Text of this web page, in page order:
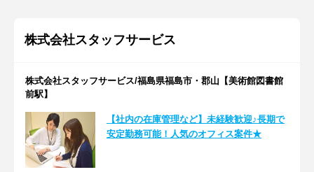
株式会社スタッフサービス
株式会社スタッフサービス/福島県福島市・郡山【美術館図書館
前駅】
【社内の在庫管理など】未経験歓迎♪長期で
安定勤務可能！人気のオフィス案件★